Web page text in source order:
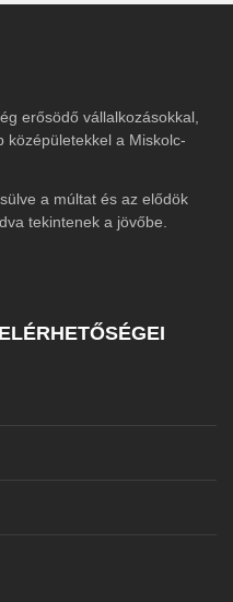
erősödő vállalkozásokkal,
középületekkel a Miskolc-
a múltat és az elődök
tekintenek a jövőbe.